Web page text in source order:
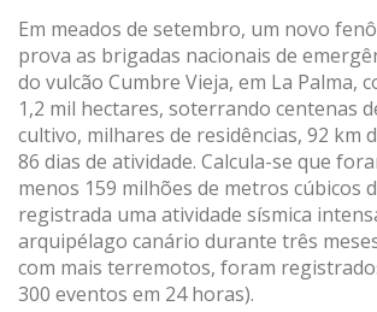
Em meados de setembro, um novo
prova as brigadas nacionais de
do vulcão Cumbre Vieja, em La Palma,
1,2 mil hectares, soterrando centenas
cultivo, milhares de residências, 92 km
86 dias de atividade. Calcula-se que
menos 159 milhões de metros cúbicos
registrada uma atividade sísmica
arquipélago canário durante três
com mais terremotos, foram
300 eventos em 24 horas).